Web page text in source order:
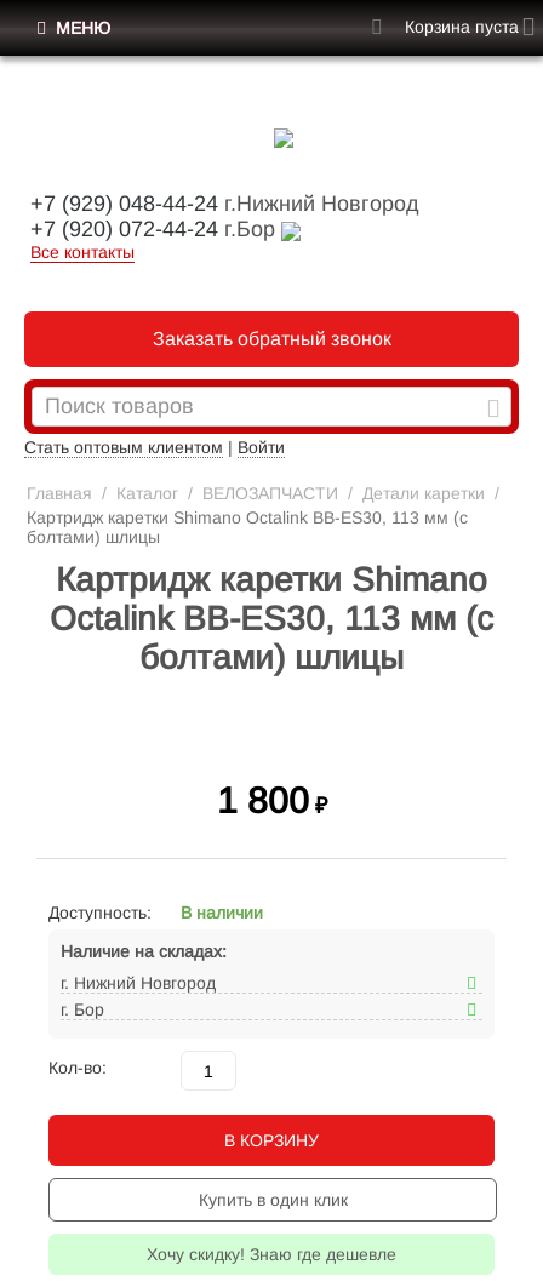
+7 (929) 048-44-24 г.Нижний Новгород
+7 (920) 072-44-24 г.Бор
Все контакты
Заказать обратный звонок
Стать оптовым клиентом | Войти
МЕНЮ Корзина пуста
Главная / Каталог / ВЕЛОЗАПЧАСТИ / Детали каретки /
Картридж каретки Shimano Octalink BB-ES30, 113 мм (с
болтами) шлицы
Картридж каретки Shimano
Octalink BB-ES30, 113 мм (с
болтами) шлицы
1 800 ₽
Доступность:
В наличии
Наличие на складах:
г. Нижний Новгород
г. Бор
Кол-во:
В КОРЗИНУ
Купить в один клик
Хочу скидку! Знаю где дешевле